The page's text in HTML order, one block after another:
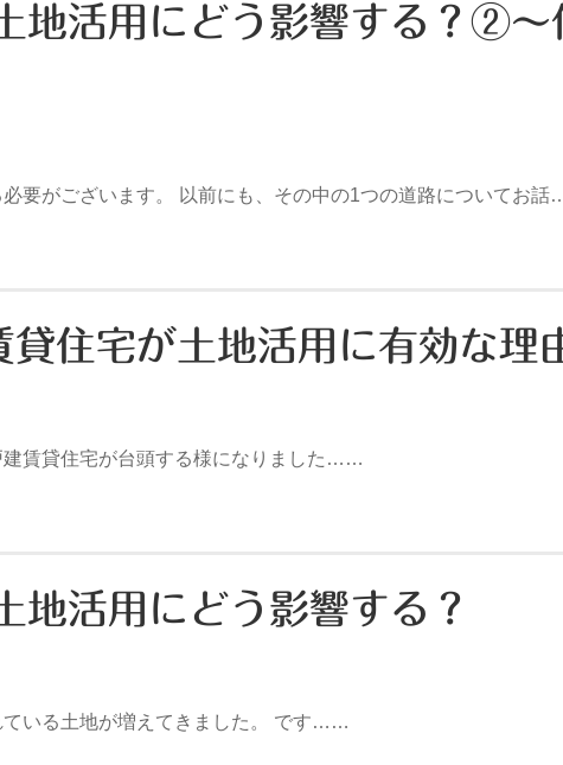
地活用にどう影響する？②～
要がございます。 以前にも、その中の1つの道路についてお
住宅が土地活用に有効な理
賃貸住宅が台頭する様になりました……
地活用にどう影響する？
いる土地が増えてきました。 です……